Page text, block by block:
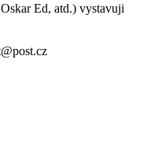
Ed, atd.) vystavuji